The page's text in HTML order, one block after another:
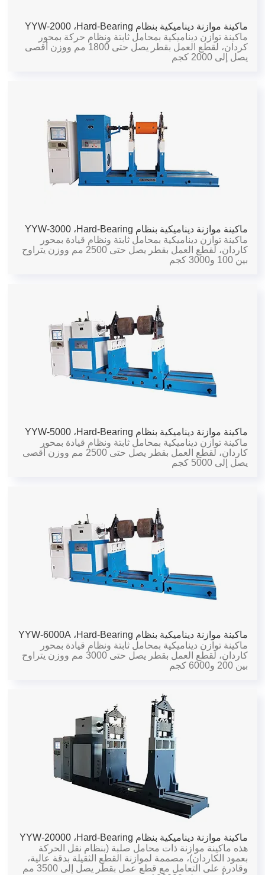
ماكينة موازنة ديناميكية بنظام Hard-Bearing،
YYW-2000
ماكينة توازن ديناميكية بمحامل ثابتة ونظام حركة بمحور
كردان، لقطع العمل بقطر يصل حتى 1800 مم ووزن أقصى
يصل إلى 2000 كجم
ماكينة موازنة ديناميكية بنظام Hard-Bearing،
YYW-3000
ماكينة توازن ديناميكية بمحامل ثابتة ونظام قيادة بمحور
كاردان، لقطع العمل بقطر يصل حتى 2500 مم ووزن يتراوح
بين 100 و3000 كجم
ماكينة موازنة ديناميكية بنظام Hard-Bearing،
YYW-5000
ماكينة توازن ديناميكية بمحامل ثابتة ونظام قيادة بمحور
كاردان، لقطع العمل بقطر يصل حتى 2500 مم ووزن أقصى
يصل إلى 5000 كجم
ماكينة موازنة ديناميكية بنظام Hard-Bearing،
YYW-6000A
ماكينة توازن ديناميكية بمحامل ثابتة ونظام قيادة بمحور
كاردان، لقطع العمل بقطر يصل حتى 3000 مم ووزن يتراوح
بين 200 و6000 كجم
ماكينة موازنة ديناميكية بنظام Hard-Bearing،
YYW-20000
هذه ماكينة موازنة ذات محامل صلبة (بنظام نقل الحركة
بعمود الكاردان)، مصممة لموازنة القطع الثقيلة بدقة عالية،
وقادرة على التعامل مع قطع عمل بقطر يصل إلى 3500 مم